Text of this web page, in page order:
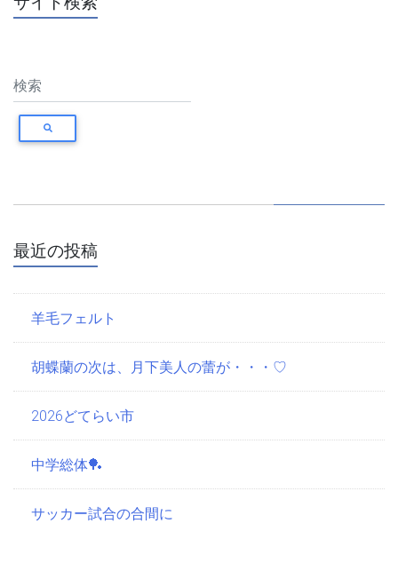
ビ
ー
シ
ョ
最近の投稿
羊毛フェルト
胡蝶蘭の次は、月下美人の蕾が・・・♡
2026どてらい市
中学総体🏓
サッカー試合の合間に